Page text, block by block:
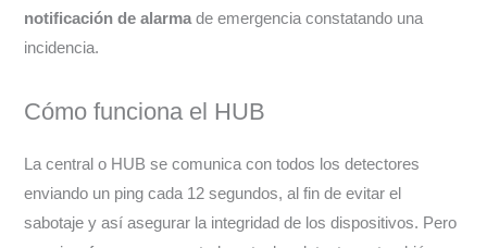
notificación de alarmade emergencia constatando una
incidencia.
Cómo funciona el HUB
La central o HUB se comunica con todos los detectores
enviando un ping cada 12 segundos, al fin de evitar el
sabotaje y así asegurar la integridad de los dispositivos. Pero